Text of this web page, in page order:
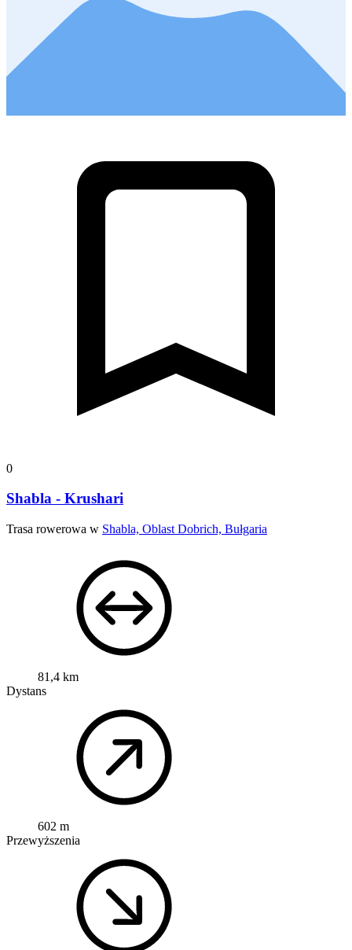
0
Shabla - Krushari
Trasa rowerowa w Shabla, Oblast Dobrich, Bułgaria
81,4 km
Dystans
602 m
Przewyższenia